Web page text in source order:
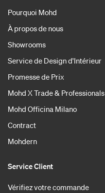
Pourquoi Mohd
À propos de nous
Showrooms
Service de Design d'Intérieur
Promesse de Prix
Mohd X Trade & Professionals
Mohd Officina Milano
Contract
Mohdern
Service Client
Vérifiez votre commande